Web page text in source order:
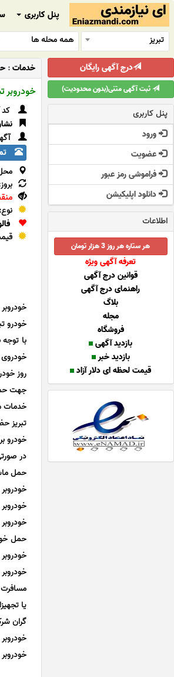
پنل کاربری
تبریز
همه محله ها
خدمات:
خودروبر
کد
بروز: 254
منقضی:
خودرو
با
خودروی
روز
جهت
خدمات
تبریز حضرتی
خودرو
در
حمل ماشین خود با شماره
خودروبر
یا
گران
درج آگهی رایگان
ثبت آگهی متنی(بدون محدودیت)
پنل کاربری
ورود
عضویت
فراموشی رمز عبور
دانلود اپلیکیشن
اطلاعات
هر ستاره هر روز 3 هزار تومان
تعرفه آگهی ویژه
قوانین درج آگهی
راهنمای درج آگهی
بلاگ
مجله
فروشگاه
بازدید آگهی
بازدید خبر
قیمت لحظه ای دلار آزاد